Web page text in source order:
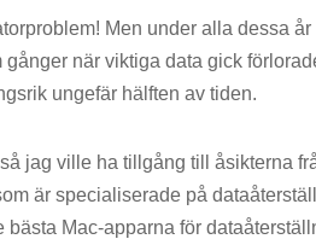
Men under alla dessa
när viktiga data gick
ungefär hälften av tiden.
jag ville ha tillgång till åsikterna
är specialiserade på
bästa Mac-apparna för